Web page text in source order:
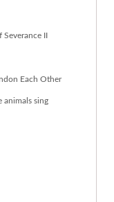
II
Each Other
animals sing